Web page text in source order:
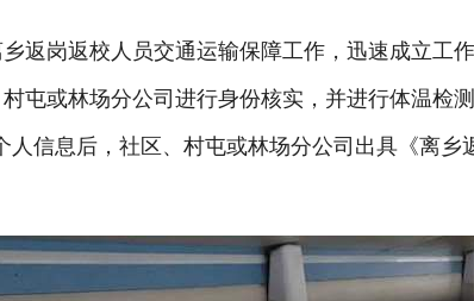
返岗返校人员交通运输保障工作，迅速成立工
屯或林场分公司进行身份核实，并进行体温检
人信息后，社区、村屯或林场分公司出具《离